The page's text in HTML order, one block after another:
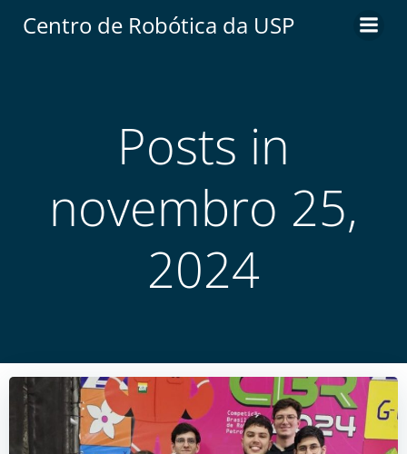
Centro de Robótica da USP
Posts in
novembro 25,
2024